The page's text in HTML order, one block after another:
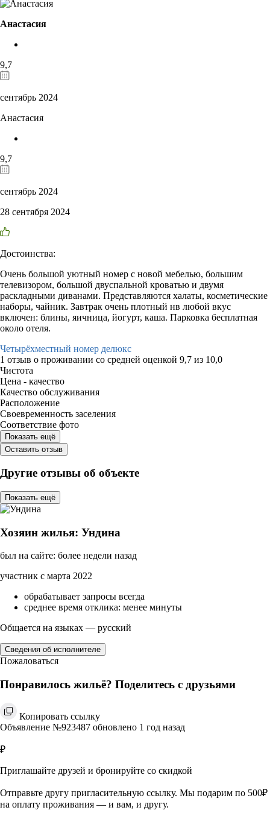
Анастасия
9,7
сентябрь 2024
Анастасия
9,7
сентябрь 2024
28 сентября 2024
Достоинства:
Очень большой уютный номер с новой мебелью, большим
телевизором, большой двуспальной кроватью и двумя
раскладными диванами. Представляются халаты, косметические
наборы, чайник. Завтрак очень плотный нв любой вкус
включен: блины, яичница, йогурт, каша. Парковка бесплатная
около отеля.
Четырёхместный номер делюкс
1 отзыв о проживании со средней оценкой 9,7 из 10,0
Чистота
Цена - качество
Качество обслуживания
Расположение
Своевременность заселения
Соответствие фото
Показать ещё
Оставить отзыв
Другие отзывы об объекте
Показать ещё
Хозяин жилья: Ундина
был на сайте: более недели назад
участник с марта 2022
обрабатывает запросы всегда
среднее время отклика: менее минуты
Общается на языках — русский
Сведения об исполнителе
Пожаловаться
Понравилось жильё? Поделитесь с друзьями
Копировать ссылку
Объявление №923487 обновлено 1 год назад
₽
Приглашайте друзей и бронируйте со скидкой
Отправьте другу пригласительную ссылку. Мы подарим по 500₽
на оплату проживания — и вам, и другу.